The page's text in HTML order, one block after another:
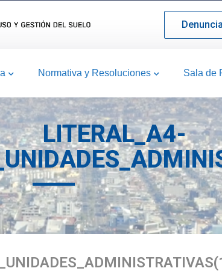
Normativa y Resoluciones Sala de
LITERAL_A4-